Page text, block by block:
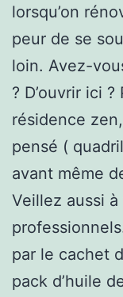
lorsqu’on
peur de se
loin. Avez-
? D’ouvrir ici
résidence
pensé (
avant même
Veillez aussi à
par le cachet
pack d’huile